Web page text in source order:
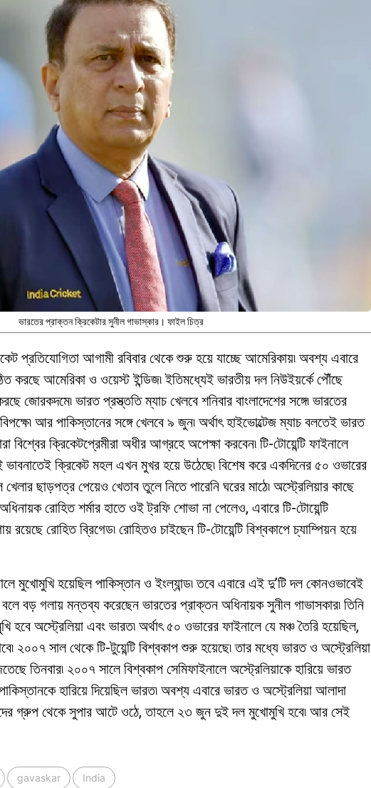
ভারতের প্রাক্তন ক্রিকেটার সুনীল গাভাস্কার। ফাইল চিত্র
প্রতিযোগিতা আগামী রবিবার থেকে শুরু হয়ে যাচ্ছে আমেরিকায়৷ অবশ্য এবারে
করছে আমেরিকা ও ওয়েস্ট ইন্ডিজ৷ ইতিমধ্যেই ভারতীয় দল নিউইয়র্কে পৌঁছে
জোরকদমে৷ ভারত প্রস্ত্ততি ম্যাচ খেলবে শনিবার বাংলাদেশের সঙ্গে৷ ভারতের
আর পাকিস্তানের সঙ্গে খেলবে ৯ জুন৷ অর্থাৎ হাইভোল্টেজ ম্যাচ বলতেই ভারত
বিশ্বের ক্রিকেটপ্রেমীরা অধীর আগ্রহে অপেক্ষা করবেন৷ টি-টোয়েন্টি ফাইনালে
ক্রিকেট মহল এখন মুখর হয়ে উঠেছে৷ বিশেষ করে একদিনের ৫০ ওভারের
ছাড়পত্র পেয়েও খেতাব তুলে নিতে পারেনি ঘরের মাঠে৷ অস্ট্রেলিয়ার কাছে
রোহিত শর্মার হাতে ওই ট্রফি শোভা না পেলেও, এবারে টি-টোয়েন্টি
রয়েছে রোহিত ব্রিগেড৷ রোহিতও চাইছেন টি-টোয়েন্টি বিশ্বকাপে চ্যাম্পিয়ন হয়ে
মুখোমুখি হয়েছিল পাকিস্তান ও ইংল্যান্ড৷ তবে এবারে এই দু’টি দল কোনওভাবেই
বড় গলায় মন্তব্য করেছেন ভারতের প্রাক্তন অধিনায়ক সুনীল গাভাসকার৷ তিনি
হবে অস্ট্রেলিয়া এবং ভারত৷ অর্থাৎ ৫০ ওভারের ফাইনালে যে মঞ্চ তৈরি হয়েছিল,
২০০৭ সাল থেকে টি-টুয়েন্টি বিশ্বকাপ শুরু হয়েছে৷ তার মধ্যে ভারত ও অস্ট্রেলিয়া
তিনবার৷ ২০০৭ সালে বিশ্বকাপ সেমিফাইনালে অস্ট্রেলিয়াকে হারিয়ে ভারত
হারিয়ে দিয়েছিল ভারত৷ অবশ্য এবারে ভারত ও অস্ট্রেলিয়া আলাদা
গ্রুপ থেকে সুপার আটে ওঠে, তাহলে ২৩ জুন দুই দল মুখোমুখি হবে৷ আর সেই
gavaskar India